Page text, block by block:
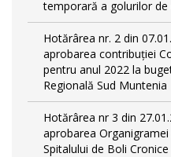
temporară a golurilor de
Hotărârea nr. 2 din
aprobarea contribuției
pentru anul 2022 la
Regională Sud Muntenia
Hotărârea nr 3 din
aprobarea
Spitalului de Boli Cronice